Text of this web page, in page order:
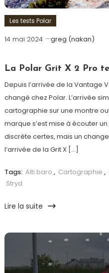
Les tests Polar
14 mai 2024 greg (nakan)
La Polar Grit X 2 Pro
Depuis l’arrivée de la Vantage
changé chez Polar. L’arrivée
cartographie sur une montre
marque s’est mise à écouter
discrète certes, mais un
l’arrivée de la Grit X […]
Tags: Alti baro , Cartographie ,
Stryd
Lire la suite